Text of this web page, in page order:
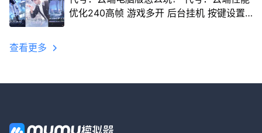
优化240高帧 游戏多开 后台挂机 按键设置
查看更多